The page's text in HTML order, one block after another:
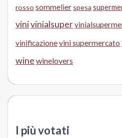
rosso sommelier spesa
vinivinialsuper
vinificazionevini supermercato
wine winelovers
I più votati